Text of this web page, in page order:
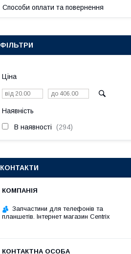
Способи оплати та повернення
ФІЛЬТРИ
Ціна
Наявність
В наявності 294
КОНТАКТИ
Запчастини для телефонів та
планшетів. Інтернет магазин Centrix